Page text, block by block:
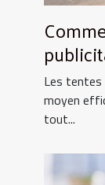
pour
Les tentes
moyen
tout...